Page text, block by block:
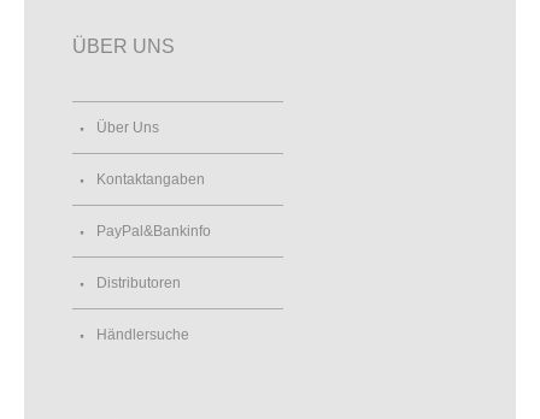
ÜBER UNS
Über Uns
Kontaktangaben
PayPal&Bankinfo
Distributoren
Händlersuche